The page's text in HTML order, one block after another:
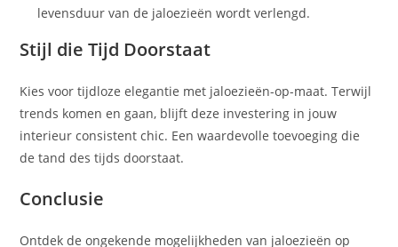
levensduur van de jaloezieën wordt verlengd.
Stijl die Tijd Doorstaat
Kies voor tijdloze elegantie met jaloezieën-op-maat. Terwijl
trends komen en gaan, blijft deze investering in jouw
interieur consistent chic. Een waardevolle toevoeging die
de tand des tijds doorstaat.
Conclusie
Ontdek de ongekende mogelijkheden van jaloezieën op